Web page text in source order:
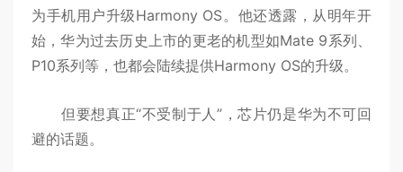
为手机用户升级Harmony OS。他还透露，从明年开
始，华为过去历史上市的更老的机型如Mate 9系列、
P10系列等，也都会陆续提供Harmony OS的升级。
但要想真正“不受制于人”，芯片仍是华为不可回
避的话题。